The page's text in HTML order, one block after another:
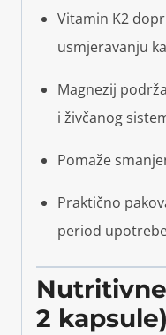
Vitamin K2
usmjeravanju
Magnezij
i živčanog
Pomaže
Praktično
period
2 kapsule)